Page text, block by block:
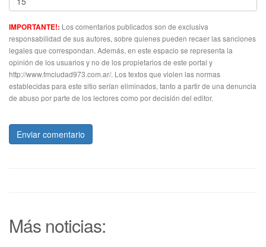
IMPORTANTE!: Los comentarios publicados son de exclusiva
responsabilidad de sus autores, sobre quienes pueden recaer las sanciones
legales que correspondan. Además, en este espacio se representa la
opinión de los usuarios y no de los propietarios de este portal y
http://www.fmciudad973.com.ar/. Los textos que violen las normas
establecidas para este sitio serían eliminados, tanto a partir de una denuncia
de abuso por parte de los lectores como por decisión del editor.
Enviar comentario
Más noticias: